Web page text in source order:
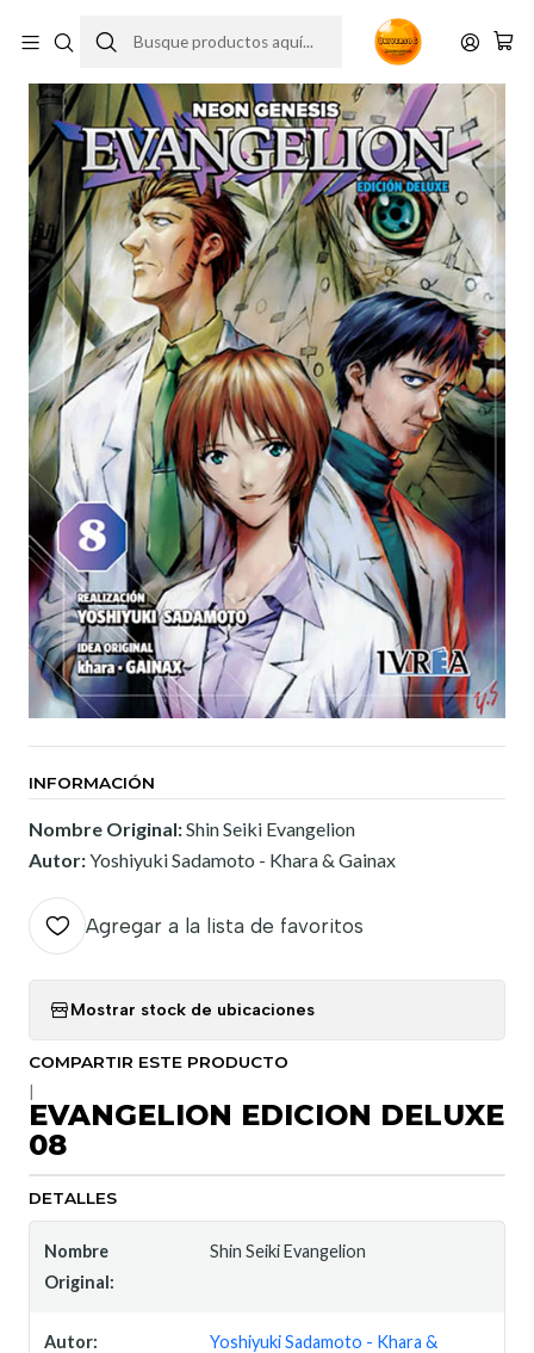
INFORMACIÓN
Nombre Original:Shin Seiki Evangelion
Autor:Yoshiyuki Sadamoto - Khara & Gainax
Agregar a la lista de favoritos
Mostrar stock de ubicaciones
COMPARTIR ESTE PRODUCTO
EVANGELION EDICION DELUXE
08
DETALLES
Nombre
Original:
Shin Seiki Evangelion
Autor:
Yoshiyuki Sadamoto - Khara &